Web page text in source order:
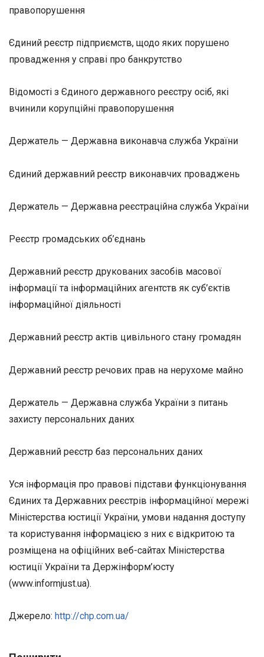
правопорушення
Єдиний реєстр підприємств, щодо яких порушено
провадження у справі про банкрутство
Відомості з Єдиного державного реєстру осіб, які
вчинили корупційні правопорушення
Держатель — Державна виконавча служба України
Єдиний державний реєстр виконавчих проваджень
Держатель — Державна реєстраційна служба України
Реєстр громадських об’єднань
Державний реєстр друкованих засобів масової
інформації та інформаційних агентств як суб’єктів
інформаційної діяльності
Державний реєстр актів цивільного стану громадян
Державний реєстр речових прав на нерухоме майно
Держатель — Державна служба України з питань
захисту персональних даних
Державний реєстр баз персональних даних
Уся інформація про правові підстави функціонування
Єдиних та Державних реєстрів інформаційної мережі
Міністерства юстиції України, умови надання доступу
та користування інформацією з них є відкритою та
розміщена на офіційних веб-сайтах Міністерства
юстиції України та Держінформ’юсту
(www.informjust.ua).
Джерело: http://chp.com.ua/